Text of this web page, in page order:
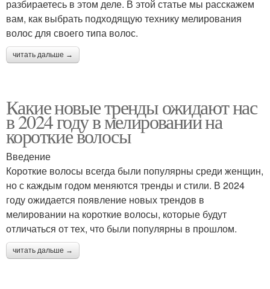
разбираетесь в этом деле. В этой статье мы расскажем
вам, как выбрать подходящую технику мелирования
волос для своего типа волос.
читать дальше →
Какие новые тренды ожидают нас
в 2024 году в мелировании на
короткие волосы
Введение
Короткие волосы всегда были популярны среди женщин,
но с каждым годом меняются тренды и стили. В 2024
году ожидается появление новых трендов в
мелировании на короткие волосы, которые будут
отличаться от тех, что были популярны в прошлом.
читать дальше →